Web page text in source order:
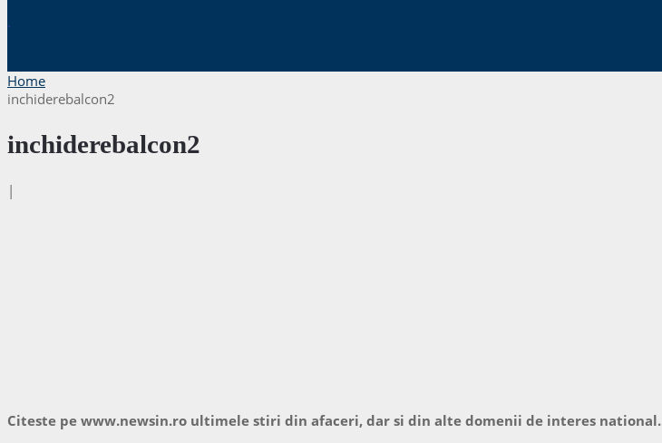
.
Home
inchiderebalcon2
inchiderebalcon2
|
Citeste pe www.newsin.ro ultimele stiri din afaceri, dar si din alte domenii de interes national.